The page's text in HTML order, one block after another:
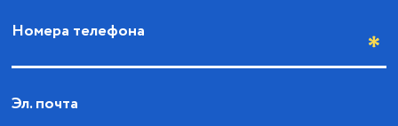
Номера телефона
Эл. почта